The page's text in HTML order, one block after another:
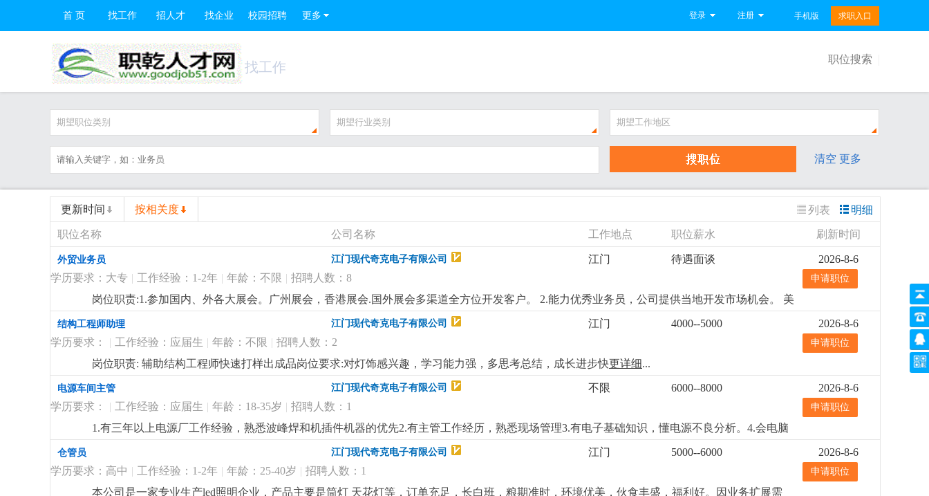
首 页 找工作 招人才 找企业 校园招聘 更多 手机版 求职入口
注册
登录
找工作
职位搜索
期望职位类别 期望行业类别 期望工作地区
清空 更多
更新时间 按相关度 列表 明细
职位名称 公司名称 工作地点 职位薪水 刷新时间
外贸业务员 江门现代奇克电子有限公司 江门 待遇面谈
2026-8-6
学历要求：大专 | 工作经验：1-2年 | 年龄：不限 | 招聘人数：8 申请职位
岗位职责:1.参加国内、外各大展会。广州展会，香港展会.国外展会多渠道全方位开发客户。 2.能力优秀业务员，公司提供当地开发市场机会。 美
国市场优先。3.熟悉阿里巴巴国际站运营流程，能独立运作阿里巴巴店铺；管理alibaba国际站平台，开发询盘、跟进客户；4.开拓销售目标市场，
拓展销售网络，组织建立、健全客户档案；5.跟进潜在及已有批发客户，扩大市场；岗位要求:1.英语4级以上，能熟练的跟客户面对面的沟通和回
邮件，2.大专及以上学历，国际贸易、商务英语类相关专业；无工作经验均可，前提勤奋好学。3.有上进心,热爱外贸销售工作，有事业心及责任
心，具备优秀的语言表达能力及组织协调能力。工作时间：早上9：00-12：00 下午：14:00-18:00 （每天7小时）单双修。 享受国家假期。工资待
遇好，底薪+提成,员工一年实现买车， 买房不是梦。无限的上升空间，就怕你不敢来。阿里巴巴四星级平台，公司最大努力为外贸部门搭建出好
线上平台。 线上， 线下相结合。如果你有一份年轻人不怕苦，不怕累。敢于拼搏，执着， 热爱外贸的心。欢迎随时加入我们的大家庭。梦在前
方，路在脚下，在这里，可以开拓出一片属于你自己的新天地。天空海阔任你飞。也欢迎应届毕业生加入我们！
结构工程师助理 江门现代奇克电子有限公司 江门 4000--5000
2026-8-6
学历要求：
| 工作经验：应届生 | 年龄：不限 | 招聘人数：2 申请职位
岗位职责: 辅助结构工程师快速打样出成品岗位要求:对灯饰感兴趣，学习能力强，多思考总结，成长进步快更详细...
电源车间主管 江门现代奇克电子有限公司 不限 6000--8000
2026-8-6
学历要求：
| 工作经验：应届生 | 年龄：18-35岁 | 招聘人数：1 申请职位
1.有三年以上电源厂工作经验，熟悉波峰焊和机插件机器的优先2.有主管工作经历，熟悉现场管理3.有电子基础知识，懂电源不良分析。4.会电脑
操作，更详细...
仓管员 江门现代奇克电子有限公司 江门 5000--6000
2026-8-6
学历要求：高中 | 工作经验：1-2年 | 年龄：25-40岁 | 招聘人数：1 申请职位
本公司是一家专业生产led照明企业，产品主要是筒灯 天花灯等，订单充足，长白班，粮期准时，环境优美，伙食丰盛，福利好。因业务扩展需